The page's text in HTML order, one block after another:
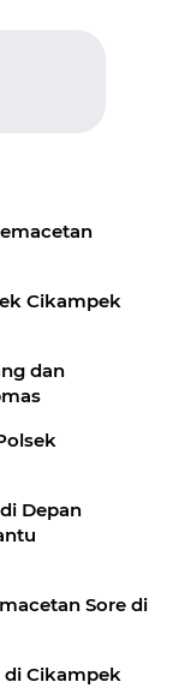
Cikampek
dan
Depan
Sore di
di Cikampek